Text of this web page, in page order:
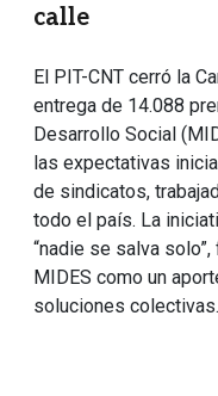
calle
El PIT-CNT cerró la
entrega de 14.088
Desarrollo Social
las expectativas
de sindicatos,
todo el país. La
“nadie se salva
MIDES como un
soluciones colectivas.